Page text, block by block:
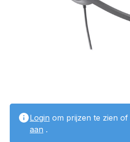
Login om prijzen te zien of
aan .